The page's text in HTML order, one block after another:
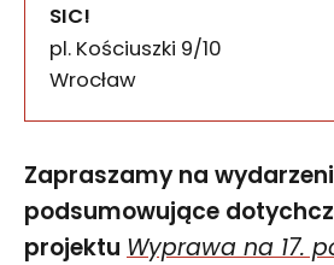
SIC!
pl. Kościuszki 9/10
50-028
Wrocław
Zapraszamy na
podsumowujące
projektu Wyprawa na 17.